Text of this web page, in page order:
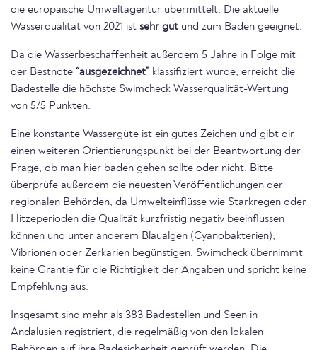
die europäische Umweltagentur übermittelt. Die aktuelle
Wasserqualität von 2021 ist sehr gut und zum Baden geeignet.
Da die Wasserbeschaffenheit außerdem 5 Jahre in Folge mit
der Bestnote “ausgezeichnet” klassifiziert wurde, erreicht die
Badestelle die höchste Swimcheck Wasserqualität-Wertung
von 5/5 Punkten.
Eine konstante Wassergüte ist ein gutes Zeichen und gibt dir
einen weiteren Orientierungspunkt bei der Beantwortung der
Frage, ob man hier baden gehen sollte oder nicht. Bitte
überprüfe außerdem die neuesten Veröffentlichungen der
regionalen Behörden, da Umwelteinflüsse wie Starkregen oder
Hitzeperioden die Qualität kurzfristig negativ beeinflussen
können und unter anderem Blaualgen (Cyanobakterien),
Vibrionen oder Zerkarien begünstigen. Swimcheck übernimmt
keine Grantie für die Richtigkeit der Angaben und spricht keine
Empfehlung aus.
Insgesamt sind mehr als 383 Badestellen und Seen in
Andalusien registriert, die regelmäßig von den lokalen